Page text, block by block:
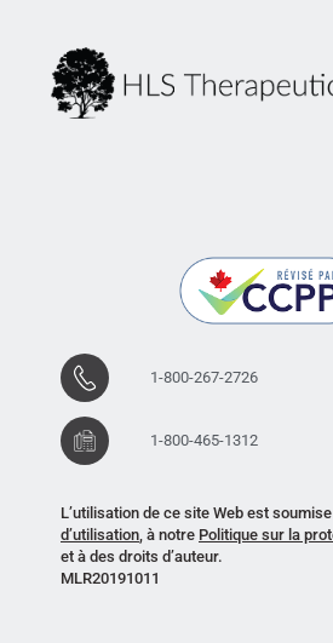
1-800-267-2726
1-800-465-1312
L’utilisation de ce site Web est
d’utilisation , à notre Politique sur la
et à des droits d’auteur.
MLR20191011